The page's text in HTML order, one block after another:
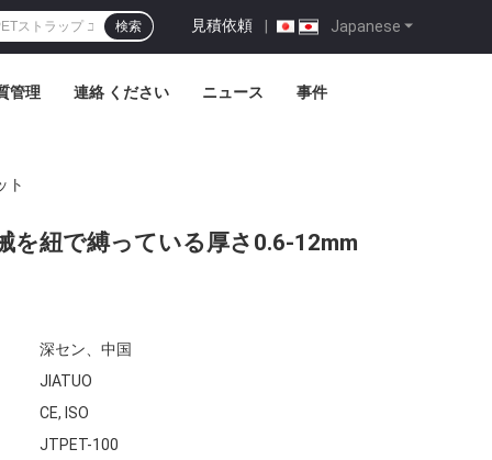
Japanese
見積依頼 |
検索
管理 連絡 ください ニュース 事件
ト
を紐で縛っている厚さ0.6-12mm
深セン、中国
JIATUO
CE, ISO
JTPET-100